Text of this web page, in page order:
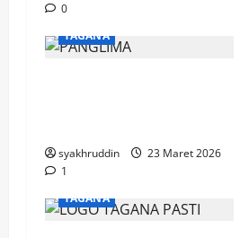
0
TAGANA
syakhruddin
23 Maret 2026
1
TAGANA